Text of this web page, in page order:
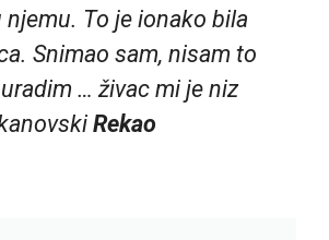
To je ionako bila
Snimao sam, nisam to
… živac mi je niz
Rekao